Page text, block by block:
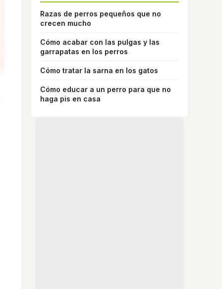
Razas de perros pequeños que no
crecen mucho
Cómo acabar con las pulgas y las
garrapatas en los perros
Cómo tratar la sarna en los gatos
Cómo educar a un perro para que no
haga pis en casa